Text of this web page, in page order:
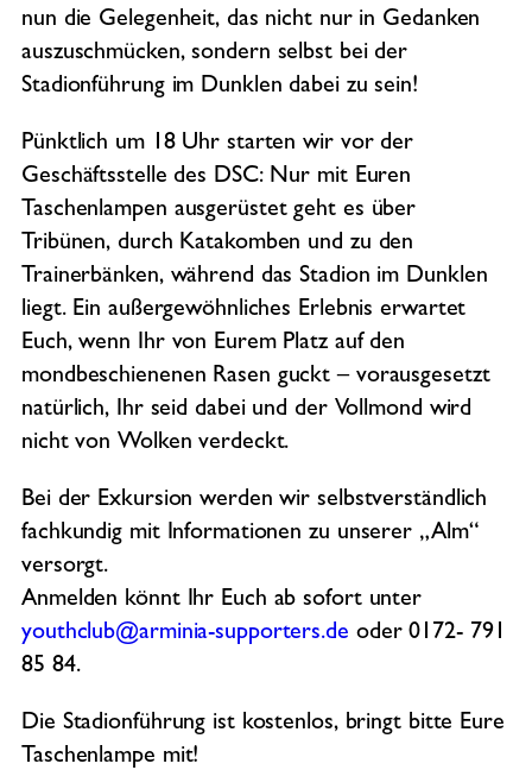
nun die Gelegenheit, das nicht nur in Gedanken
auszuschmücken, sondern selbst bei der
Stadionführung im Dunklen dabei zu sein!
Pünktlich um 18 Uhr starten wir vor der
Geschäftsstelle des DSC: Nur mit Euren
Taschenlampen ausgerüstet geht es über
Tribünen, durch Katakomben und zu den
Trainerbänken, während das Stadion im Dunklen
liegt. Ein außergewöhnliches Erlebnis erwartet
Euch, wenn Ihr von Eurem Platz auf den
mondbeschienenen Rasen guckt – vorausgesetzt
natürlich, Ihr seid dabei und der Vollmond wird
nicht von Wolken verdeckt.
Bei der Exkursion werden wir selbstverständlich
fachkundig mit Informationen zu unserer „Alm“
versorgt.
Anmelden könnt Ihr Euch ab sofort unter
youthclub@arminia-supporters.de oder 0172- 791
85 84.
Die Stadionführung ist kostenlos, bringt bitte Eure
Taschenlampe mit!